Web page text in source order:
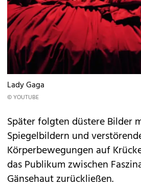
Lady Gaga
© YOUTUBE
Später folgten düstere Bilder
Spiegelbildern und
Körperbewegungen auf
das Publikum zwischen
Gänsehaut zurückließen.